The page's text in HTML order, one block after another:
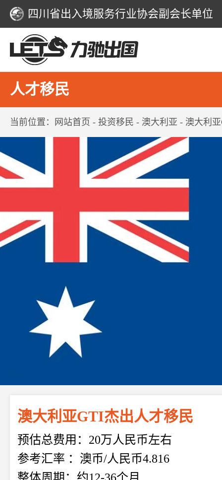
四川省出入境服务行业协会副会长单位
人才移民
当前位置： 网站首页 - 投资移民 - 澳大利亚 - 澳大利
澳大利亚GTI杰出人才移民
预估总费用：20万人民币左右
参考汇率 ：澳币/人民币4.816